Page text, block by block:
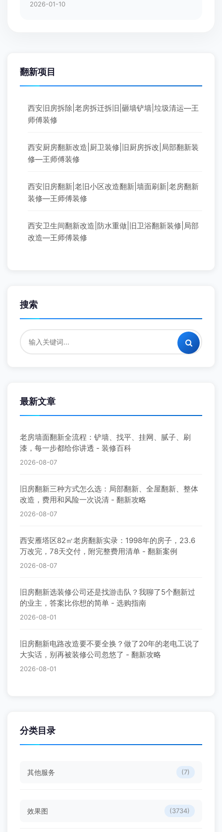
2026-01-10
翻新项目
西安旧房拆除|老房拆迁拆旧|砸墙铲墙|垃圾清运—王
师傅装修
西安厨房翻新改造|厨卫装修|旧厨房拆改|局部翻新装
修—王师傅装修
西安旧房翻新|老旧小区改造翻新|墙面刷新|老房翻新
装修—王师傅装修
西安卫生间翻新改造|防水重做|旧卫浴翻新装修|局部
改造—王师傅装修
搜索
最新文章
老房墙面翻新全流程：铲墙、找平、挂网、腻子、刷
漆，每一步都给你讲透 - 装修百科
2026-08-07
旧房翻新三种方式怎么选：局部翻新、全屋翻新、整体
改造，费用和风险一次说清 - 翻新攻略
2026-08-07
西安雁塔区82㎡老房翻新实录：1998年的房子，23.6
万改完，78天交付，附完整费用清单 - 翻新案例
2026-08-07
旧房翻新选装修公司还是找游击队？我聊了5个翻新过
的业主，答案比你想的简单 - 选购指南
2026-08-01
旧房翻新电路改造要不要全换？做了20年的老电工说了
大实话，别再被装修公司忽悠了 - 翻新攻略
2026-08-01
分类目录
其他服务 (7)
效果图 (3734)